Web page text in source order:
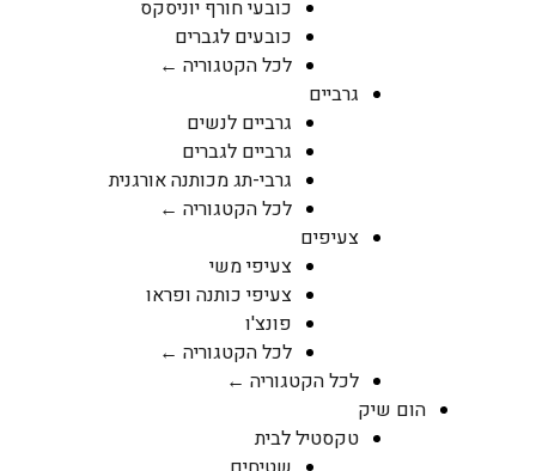
כובעי חורף יוניסקס
כובעים לגברים
לכל הקטגוריה ←
גרביים
גרביים לנשים
גרביים לגברים
גרבי-תג מכותנה אורגנית
לכל הקטגוריה ←
צעיפים
צעיפי משי
צעיפי כותנה ופראו
פונצ'ו
לכל הקטגוריה ←
לכל הקטגוריה ←
הום שיק
טקסטיל לבית